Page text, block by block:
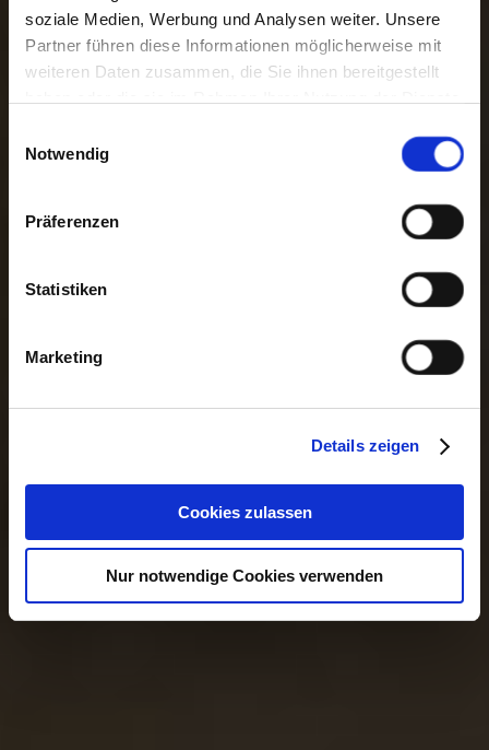
soziale Medien, Werbung und Analysen weiter. Unsere
Partner führen diese Informationen möglicherweise mit
weiteren Daten zusammen, die Sie ihnen bereitgestellt
Cookies, wenn Sie unsere Webseite weiterhin nutzen.
Notwendig
Präferenzen
Statistiken
Marketing
Details zeigen
Cookies zulassen
Nur notwendige Cookies verwenden